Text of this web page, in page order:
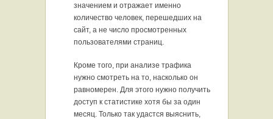
значением и отражает именно
количество человек, перешедших на
сайт, а не число просмотренных
пользователями страниц.
Кроме того, при анализе трафика
нужно смотреть на то, насколько он
равномерен. Для этого нужно получить
доступ к статистике хотя бы за один
месяц. Только так удастся выяснить,